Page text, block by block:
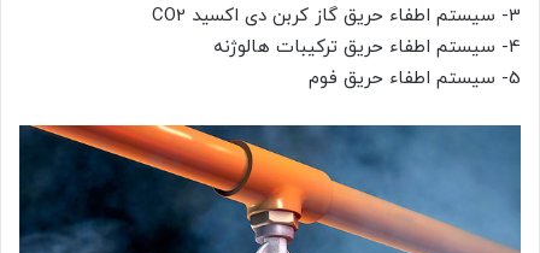
3- سیستم اطفاء حریق گاز کربن دی اکسید CO2
4- سیستم اطفاء حریق ترکیبات هالوژنه
5- سیستم اطفاء حریق فوم